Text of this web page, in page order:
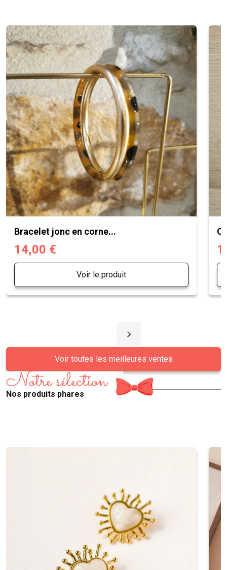
Bracelet jonc en corne...
14,00 €
Voir le produit
Voir toutes les meilleures ventes
Notre sélection
Nos produits phares